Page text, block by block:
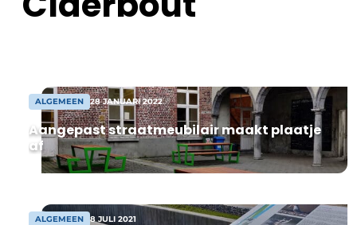
ontwikkeling, kunnen we de markt zo
ALGEMEEN 28 JANUARI 2022
Aangepast straatmeubilair maakt plaatje
af
ALGEMEEN 8 JULI 2021